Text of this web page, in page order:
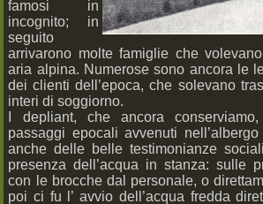
famosi in
incognito; in
seguito
arrivarono molte famiglie che
aria alpina. Numerose sono ancora le
dei clienti dell’epoca, che solevano
interi di soggiorno.
I depliant, che ancora
passaggi epocali avvenuti
anche delle belle testimonianze
presenza dell’acqua in stanza: sulle
con le brocche dal personale, o
poi ci fu l’ avvio dell’acqua fredda